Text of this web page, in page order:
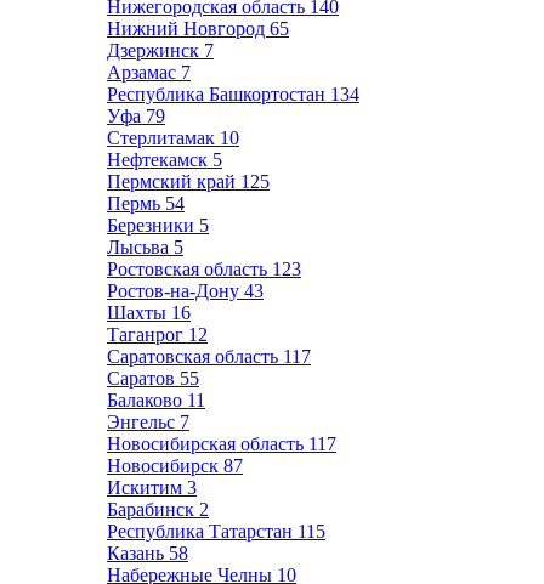
Нижегородская область 140
Нижний Новгород 65
Дзержинск 7
Арзамас 7
Республика Башкортостан 134
Уфа 79
Стерлитамак 10
Нефтекамск 5
Пермский край 125
Пермь 54
Березники 5
Лысьва 5
Ростовская область 123
Ростов-на-Дону 43
Шахты 16
Таганрог 12
Саратовская область 117
Саратов 55
Балаково 11
Энгельс 7
Новосибирская область 117
Новосибирск 87
Искитим 3
Барабинск 2
Республика Татарстан 115
Казань 58
Набережные Челны 10